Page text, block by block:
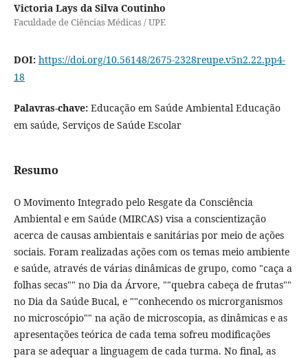
Victoria Lays da Silva Coutinho
Faculdade de Ciências Médicas / UPE
DOI: https://doi.org/10.56148/2675-2328reupe.v5n2.22.pp4-
18
Palavras-chave: Educação em Saúde Ambiental Educação
em saúde, Serviços de Saúde Escolar
Resumo
O Movimento Integrado pelo Resgate da Consciência
Ambiental e em Saúde (MIRCAS) visa a conscientização
acerca de causas ambientais e sanitárias por meio de ações
sociais. Foram realizadas ações com os temas meio ambiente
e saúde, através de várias dinâmicas de grupo, como "caça a
folhas secas"" no Dia da Árvore, ""quebra cabeça de frutas""
no Dia da Saúde Bucal, e ""conhecendo os microrganismos
no microscópio"" na ação de microscopia, as dinâmicas e as
apresentações teórica de cada tema sofreu modificações
para se adequar a linguagem de cada turma. No final, as